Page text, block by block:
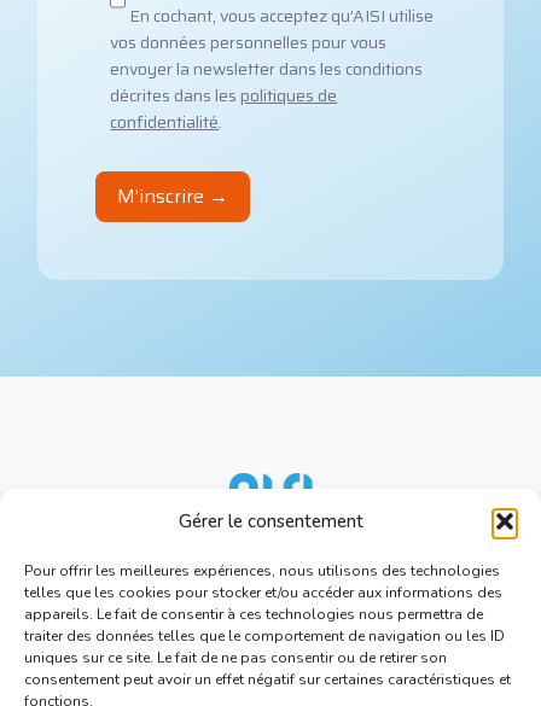
Gérer le consentement
Pour offrir les meilleures expériences, nous utilisons des technologies
telles que les cookies pour stocker et/ou accéder aux informations des
appareils. Le fait de consentir à ces technologies nous permettra de
traiter des données telles que le comportement de navigation ou les ID
uniques sur ce site. Le fait de ne pas consentir ou de retirer son
consentement peut avoir un effet négatif sur certaines caractéristiques et
fonctions.
En cochant, vous acceptez qu’AISI utilise
vos données personnelles pour vous
envoyer la newsletter dans les conditions
décrites dans les politiques de
confidentialité.
Ressources
À propos d'AISI
Nous rejoindre
Espace presse